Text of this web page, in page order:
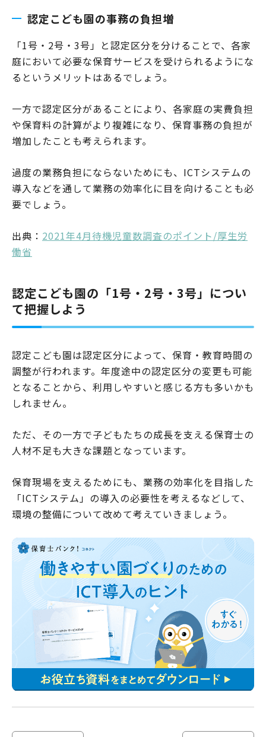
認定こども園の事務の負担増
「1号・2号・3号」と認定区分を分けることで、各家
庭において必要な保育サービスを受けられるようにな
るというメリットはあるでしょう。
一方で認定区分があることにより、各家庭の実費負担
や保育料の計算がより複雑になり、保育事務の負担が
増加したことも考えられます。
過度の業務負担にならないためにも、ICTシステムの
導入などを通して業務の効率化に目を向けることも必
要でしょう。
出典： 2021年4月待機児童数調査のポイント/厚生労
働省
認定こども園の「1号・2号・3号」につい
て把握しよう
認定こども園は認定区分によって、保育・教育時間の
調整が行われます。年度途中の認定区分の変更も可能
となることから、利用しやすいと感じる方も多いかも
しれません。
ただ、その一方で子どもたちの成長を支える保育士の
人材不足も大きな課題となっています。
保育現場を支えるためにも、業務の効率化を目指した
「ICTシステム」の導入の必要性を考えるなどして、
環境の整備について改めて考えていきましょう。